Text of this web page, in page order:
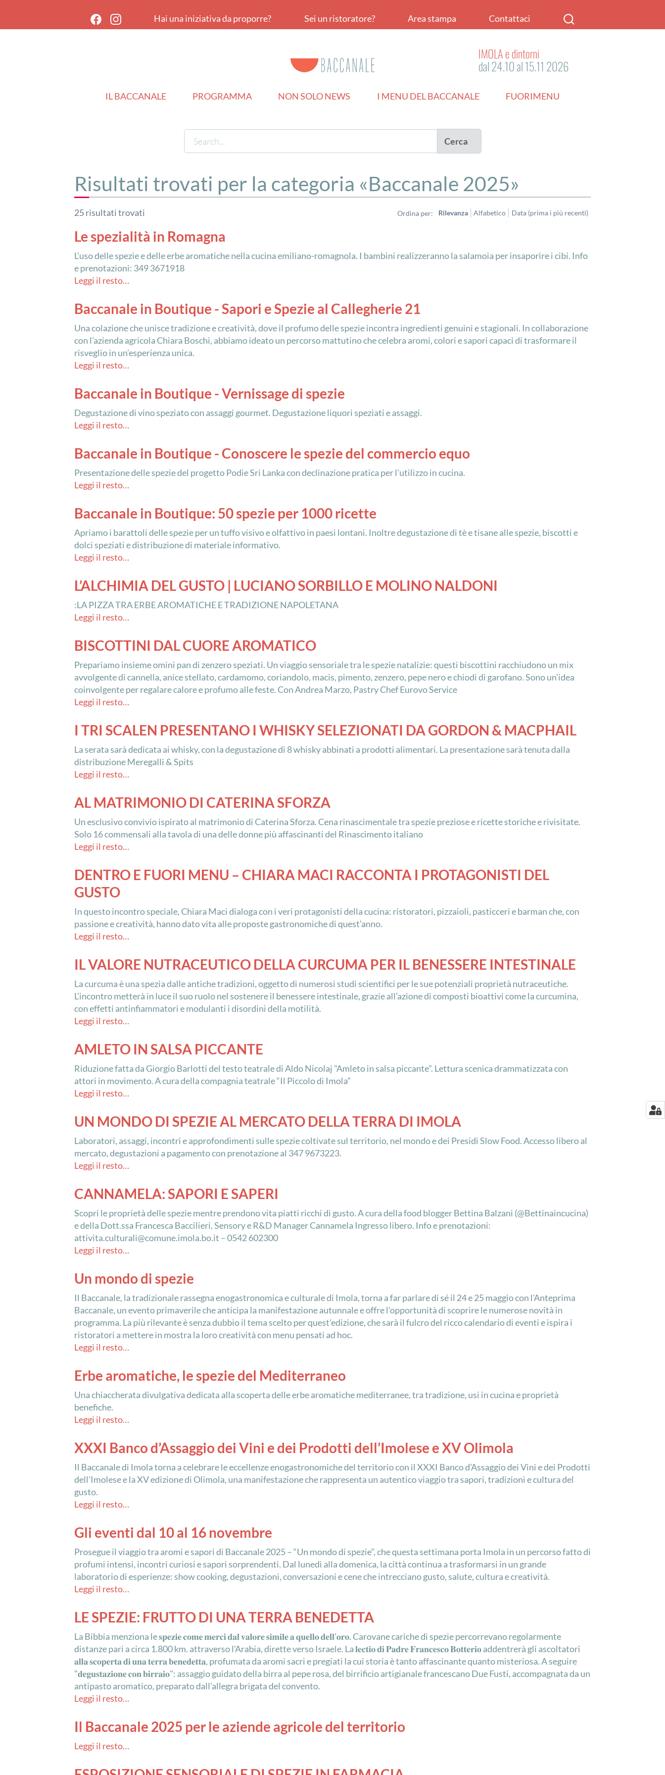
Hai una iniziativa da proporre? Sei un ristoratore? Area stampa Contattaci
IMOLA e dintorni
dal 24.10 al 15.11 2026
IL BACCANALE PROGRAMMA NON SOLO NEWS I MENU DEL BACCANALE FUORIMENU
Cerca
Risultati trovati per la categoria Baccanale 2025
25risultati trovati Ordina per: Rilevanza Alfabetico Data (prima i più recenti)
Le spezialità in Romagna
L’uso delle spezie e delle erbe aromatiche nella cucina emiliano-romagnola. I bambini realizzeranno la salamoia per insaporire i cibi. Info
e prenotazioni: 349 3671918
Leggi il resto…
Baccanale in Boutique - Sapori e Spezie al Callegherie 21
Una colazione che unisce tradizione e creatività, dove il profumo delle spezie incontra ingredienti genuini e stagionali. In collaborazione
con l’azienda agricola Chiara Boschi, abbiamo ideato un percorso mattutino che celebra aromi, colori e sapori capaci di trasformare il
risveglio in un’esperienza unica.
Leggi il resto…
Baccanale in Boutique - Vernissage di spezie
Degustazione di vino speziato con assaggi gourmet. Degustazione liquori speziati e assaggi.
Leggi il resto…
Baccanale in Boutique - Conoscere le spezie del commercio equo
Presentazione delle spezie del progetto Podie Sri Lanka con declinazione pratica per l'utilizzo in cucina.
Leggi il resto…
Baccanale in Boutique: 50 spezie per 1000 ricette
Apriamo i barattoli delle spezie per un tuffo visivo e olfattivo in paesi lontani. Inoltre degustazione di tè e tisane alle spezie, biscotti e
dolci speziati e distribuzione di materiale informativo.
Leggi il resto…
L’ALCHIMIA DEL GUSTO | LUCIANO SORBILLO E MOLINO NALDONI
:LA PIZZA TRA ERBE AROMATICHE E TRADIZIONE NAPOLETANA
Leggi il resto…
BISCOTTINI DAL CUORE AROMATICO
Prepariamo insieme omini pan di zenzero speziati. Un viaggio sensoriale tra le spezie natalizie: questi biscottini racchiudono un mix
avvolgente di cannella, anice stellato, cardamomo, coriandolo, macis, pimento, zenzero, pepe nero e chiodi di garofano. Sono un’idea
coinvolgente per regalare calore e profumo alle feste. Con Andrea Marzo, Pastry Chef Eurovo Service
Leggi il resto…
I TRI SCALEN PRESENTANO I WHISKY SELEZIONATI DA GORDON & MACPHAIL
La serata sarà dedicata ai whisky, con la degustazione di 8 whisky abbinati a prodotti alimentari. La presentazione sarà tenuta dalla
distribuzione Meregalli & Spits
Leggi il resto…
AL MATRIMONIO DI CATERINA SFORZA
Un esclusivo convivio ispirato al matrimonio di Caterina Sforza. Cena rinascimentale tra spezie preziose e ricette storiche e rivisitate.
Solo 16 commensali alla tavola di una delle donne più affascinanti del Rinascimento italiano
Leggi il resto…
DENTRO E FUORI MENU – CHIARA MACI RACCONTA I PROTAGONISTI DEL
GUSTO
In questo incontro speciale, Chiara Maci dialoga con i veri protagonisti della cucina: ristoratori, pizzaioli, pasticceri e barman che, con
passione e creatività, hanno dato vita alle proposte gastronomiche di quest’anno.
Leggi il resto…
IL VALORE NUTRACEUTICO DELLA CURCUMA PER IL BENESSERE INTESTINALE
La curcuma è una spezia dalle antiche tradizioni, oggetto di numerosi studi scientifici per le sue potenziali proprietà nutraceutiche.
L’incontro metterà in luce il suo ruolo nel sostenere il benessere intestinale, grazie all’azione di composti bioattivi come la curcumina,
con effetti antinfiammatori e modulanti i disordini della motilità.
Leggi il resto…
AMLETO IN SALSA PICCANTE
Riduzione fatta da Giorgio Barlotti del testo teatrale di Aldo Nicolaj "Amleto in salsa piccante". Lettura scenica drammatizzata con
attori in movimento. A cura della compagnia teatrale “Il Piccolo di Imola”
Leggi il resto…
UN MONDO DI SPEZIE AL MERCATO DELLA TERRA DI IMOLA
Laboratori, assaggi, incontri e approfondimenti sulle spezie coltivate sul territorio, nel mondo e dei Presidì Slow Food. Accesso libero al
mercato, degustazioni a pagamento con prenotazione al 347 9673223.
Leggi il resto…
CANNAMELA: SAPORI E SAPERI
Scopri le proprietà delle spezie mentre prendono vita piatti ricchi di gusto. A cura della food blogger Bettina Balzani (@Bettinaincucina)
e della Dott.ssa Francesca Baccilieri, Sensory e R&D Manager Cannamela Ingresso libero. Info e prenotazioni:
attivita.culturali@comune.imola.bo.it – 0542 602300
Leggi il resto…
Un mondo di spezie
Il Baccanale, la tradizionale rassegna enogastronomica e culturale di Imola, torna a far parlare di sé il 24 e 25 maggio con l'Anteprima
Baccanale, un evento primaverile che anticipa la manifestazione autunnale e offre l'opportunità di scoprire le numerose novità in
programma. La più rilevante è senza dubbio il tema scelto per quest'edizione, che sarà il fulcro del ricco calendario di eventi e ispira i
ristoratori a mettere in mostra la loro creatività con menu pensati ad hoc.
Leggi il resto…
Erbe aromatiche, le spezie del Mediterraneo
Una chiaccherata divulgativa dedicata alla scoperta delle erbe aromatiche mediterranee, tra tradizione, usi in cucina e proprietà
benefiche.
Leggi il resto…
XXXI Banco d’Assaggio dei Vini e dei Prodotti dell’Imolese e XV Olimola
Il Baccanale di Imola torna a celebrare le eccellenze enogastronomiche del territorio con il XXXI Banco d’Assaggio dei Vini e dei Prodotti
dell’Imolese e la XV edizione di Olimola, una manifestazione che rappresenta un autentico viaggio tra sapori, tradizioni e cultura del
gusto.
Leggi il resto…
Gli eventi dal 10 al 16 novembre
Prosegue il viaggio tra aromi e sapori di Baccanale 2025 – “Un mondo di spezie”, che questa settimana porta Imola in un percorso fatto di
profumi intensi, incontri curiosi e sapori sorprendenti. Dal lunedì alla domenica, la città continua a trasformarsi in un grande
laboratorio di esperienze: show cooking, degustazioni, conversazioni e cene che intrecciano gusto, salute, cultura e creatività.
Leggi il resto…
LE SPEZIE: FRUTTO DI UNA TERRA BENEDETTA
La Bibbia menziona le 𝐬𝐩𝐞𝐳𝐢𝐞 𝐜𝐨𝐦𝐞 𝐦𝐞𝐫𝐜𝐢 𝐝𝐚𝐥 𝐯𝐚𝐥𝐨𝐫𝐞 𝐬𝐢𝐦𝐢𝐥𝐞 𝐚 𝐪𝐮𝐞𝐥𝐥𝐨 𝐝𝐞𝐥𝐥’𝐨𝐫𝐨. Carovane cariche di spezie percorrevano regolarmente
distanze pari a circa 1.800 km. attraverso l’Arabia, dirette verso Israele. La 𝐥𝐞𝐜𝐭𝐢𝐨 𝐝𝐢 𝐏𝐚𝐝𝐫𝐞 𝐅𝐫𝐚𝐧𝐜𝐞𝐬𝐜𝐨 𝐁𝐨𝐭𝐭𝐞𝐫𝐢𝐨 addentrerà gli ascoltatori
𝐚𝐥𝐥𝐚 𝐬𝐜𝐨𝐩𝐞𝐫𝐭𝐚 𝐝𝐢 𝐮𝐧𝐚 𝐭𝐞𝐫𝐫𝐚 𝐛𝐞𝐧𝐞𝐝𝐞𝐭𝐭𝐚, profumata da aromi sacri e pregiati la cui storia è tanto affascinante quanto misteriosa. A seguire
"𝐝𝐞𝐠𝐮𝐬𝐭𝐚𝐳𝐢𝐨𝐧𝐞 𝐜𝐨𝐧 𝐛𝐢𝐫𝐫𝐚𝐢𝐨": assaggio guidato della birra al pepe rosa, del birrificio artigianale francescano Due Fusti, accompagnata da un
antipasto aromatico, preparato dall'allegra brigata del convento.
Leggi il resto…
Il Baccanale 2025 per le aziende agricole del territorio
Leggi il resto…